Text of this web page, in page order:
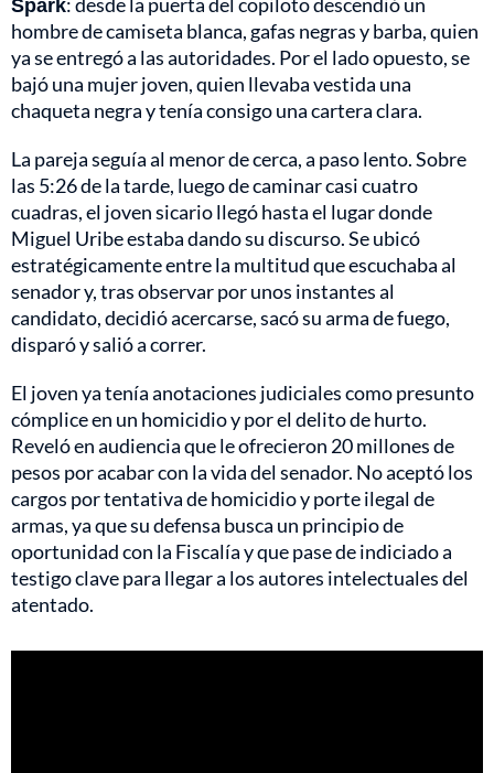
hombre de camiseta blanca, gafas negras y barba, quien
ya se entregó a las autoridades. Por el lado opuesto, se
bajó una mujer joven, quien llevaba vestida una
chaqueta negra y tenía consigo una cartera clara.
La pareja seguía al menor de cerca, a paso lento. Sobre
las 5:26 de la tarde, luego de caminar casi cuatro
cuadras, el joven sicario llegó hasta el lugar donde
Miguel Uribe estaba dando su discurso. Se ubicó
estratégicamente entre la multitud que escuchaba al
senador y, tras observar por unos instantes al
candidato, decidió acercarse, sacó su arma de fuego,
disparó y salió a correr.
El joven ya tenía anotaciones judiciales como presunto
cómplice en un homicidio y por el delito de hurto.
Reveló en audiencia que le ofrecieron 20 millones de
pesos por acabar con la vida del senador. No aceptó los
cargos por tentativa de homicidio y porte ilegal de
armas, ya que su defensa busca un principio de
oportunidad con la Fiscalía y que pase de indiciado a
testigo clave para llegar a los autores intelectuales del
atentado.